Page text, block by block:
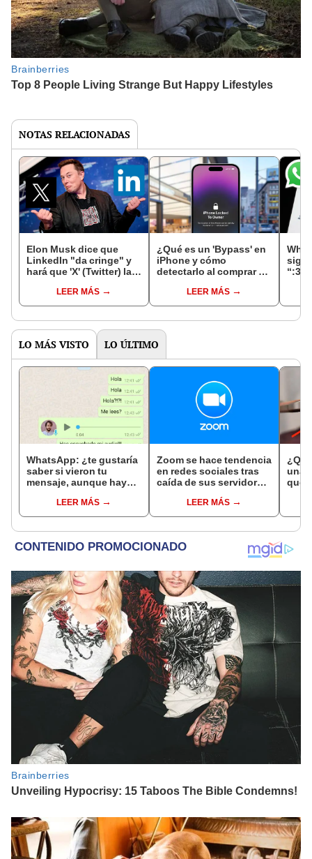
NOTAS RELACIONADAS
Elon Musk dice que
LinkedIn "da cringe" y
hará que 'X' (Twitter) la
opciónLEER MÁS
¿Qué es un 'Bypass' en
iPhone y cómo
detectarlo al comprar un
LEER MÁS
“:3”
LO MÁS VISTO LO ÚLTIMO
WhatsApp: ¿te gustaría
saber si vieron tu
mensaje, aunque hayan
check azul?
LEER MÁS
Zoom se hace tendencia
en redes sociales tras
caída de sus servidores
LEER MÁS
una
que